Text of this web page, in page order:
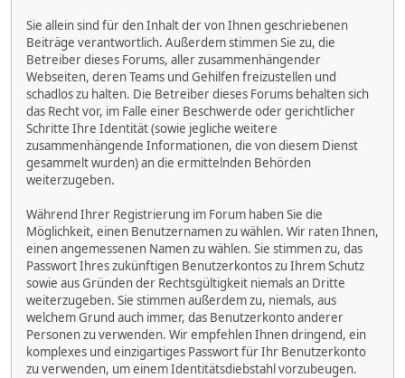
Sie allein sind für den Inhalt der von Ihnen geschriebenen
Beiträge verantwortlich. Außerdem stimmen Sie zu, die
Betreiber dieses Forums, aller zusammenhängender
Webseiten, deren Teams und Gehilfen freizustellen und
schadlos zu halten. Die Betreiber dieses Forums behalten sich
das Recht vor, im Falle einer Beschwerde oder gerichtlicher
Schritte Ihre Identität (sowie jegliche weitere
zusammenhängende Informationen, die von diesem Dienst
gesammelt wurden) an die ermittelnden Behörden
weiterzugeben.
Während Ihrer Registrierung im Forum haben Sie die
Möglichkeit, einen Benutzernamen zu wählen. Wir raten Ihnen,
einen angemessenen Namen zu wählen. Sie stimmen zu, das
Passwort Ihres zukünftigen Benutzerkontos zu Ihrem Schutz
sowie aus Gründen der Rechtsgültigkeit niemals an Dritte
weiterzugeben. Sie stimmen außerdem zu, niemals, aus
welchem Grund auch immer, das Benutzerkonto anderer
Personen zu verwenden. Wir empfehlen Ihnen dringend, ein
komplexes und einzigartiges Passwort für Ihr Benutzerkonto
zu verwenden, um einem Identitätsdiebstahl vorzubeugen.